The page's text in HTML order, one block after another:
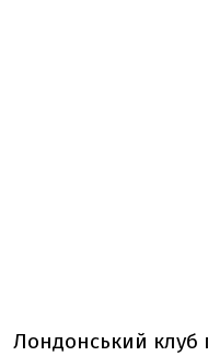
Лондонський